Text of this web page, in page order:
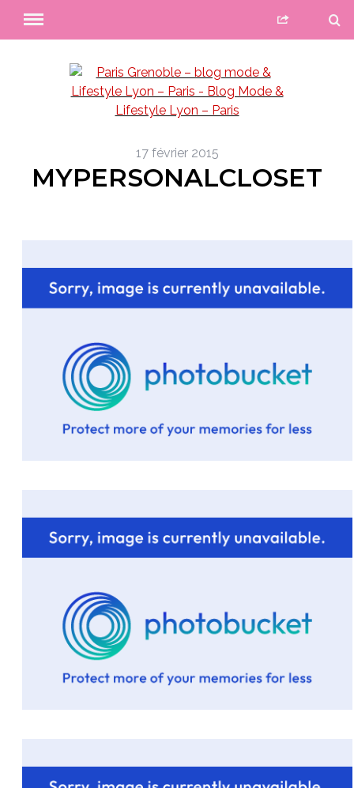
17 février 2015
MYPERSONALCLOSET